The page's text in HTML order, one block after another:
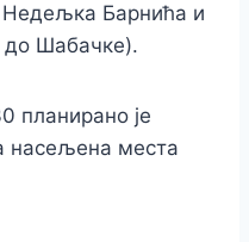
Недељка Барнића и
до Шабачке).
планирано је
насељена места